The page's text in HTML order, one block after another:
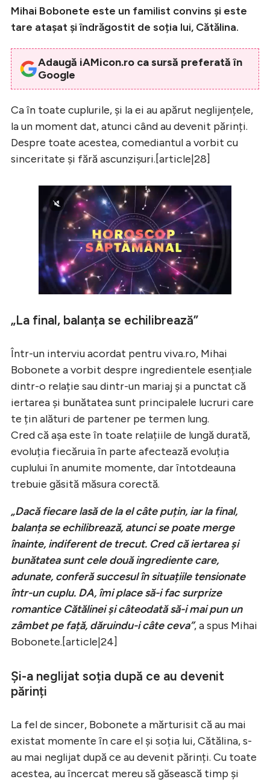
Intră în cont
Creează cont
Mihai Bobonete este un familist convins și este
tare atașat și îndrăgostit de soția lui, Cătălina.
Adaugă iAMicon.ro ca sursă preferată în
Google
Ca în toate cuplurile, și la ei au apărut neglijențele,
la un moment dat, atunci când au devenit părinți.
Despre toate acestea, comediantul a vorbit cu
sinceritate și fără ascunzișuri.[article|28]
„La final, balanța se echilibrează”
Într-un interviu acordat pentru viva.ro, Mihai
Bobonete a vorbit despre ingredientele esențiale
dintr-o relație sau dintr-un mariaj și a punctat că
iertarea și bunătatea sunt principalele lucruri care
te țin alături de partener pe termen lung.
Cred că așa este în toate relațiile de lungă durată,
evoluția fiecăruia în parte afectează evoluția
cuplului în anumite momente, dar întotdeauna
trebuie găsită măsura corectă.
„Dacă fiecare lasă de la el câte puțin, iar la final,
balanța se echilibrează, atunci se poate merge
înainte, indiferent de trecut. Cred că iertarea și
bunătatea sunt cele două ingrediente care,
adunate, conferă succesul în situațiile tensionate
într-un cuplu. DA, îmi place să-i fac surprize
romantice Cătălinei și câteodată să-i mai pun un
zâmbet pe față, dăruindu-i câte ceva”, a spus Mihai
Bobonete.[article|24]
Și-a neglijat soția după ce au devenit
părinți
La fel de sincer, Bobonete a mărturisit că au mai
existat momente în care el și soția lui, Cătălina, s-
au mai neglijat după ce au devenit părinți. Cu toate
acestea, au încercat mereu să găsească timp și